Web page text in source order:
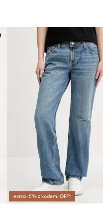
extra -5% z kodem: OFF*